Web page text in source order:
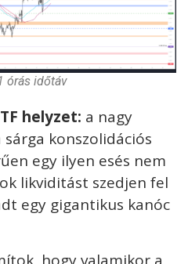
órás időtáv
helyzet: a nagy
konszolidációs
egy ilyen esés nem
likviditást szedjen fel
egy gigantikus kanóc